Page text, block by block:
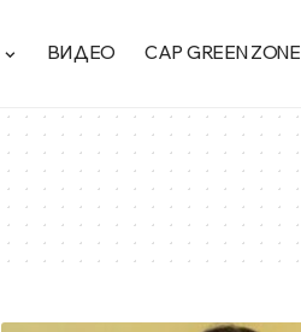
ВИДЕО CAP GREEN ZONE